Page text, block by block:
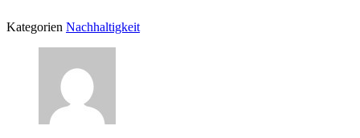
Kategorien Nachhaltigkeit